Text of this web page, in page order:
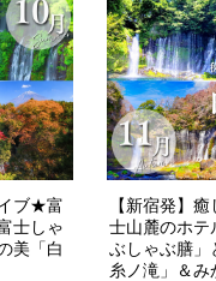
ブ★富
士しゃ
美「白
【新宿発】
士山麓のホテ
ぶしゃぶ膳」
糸ノ滝」＆み